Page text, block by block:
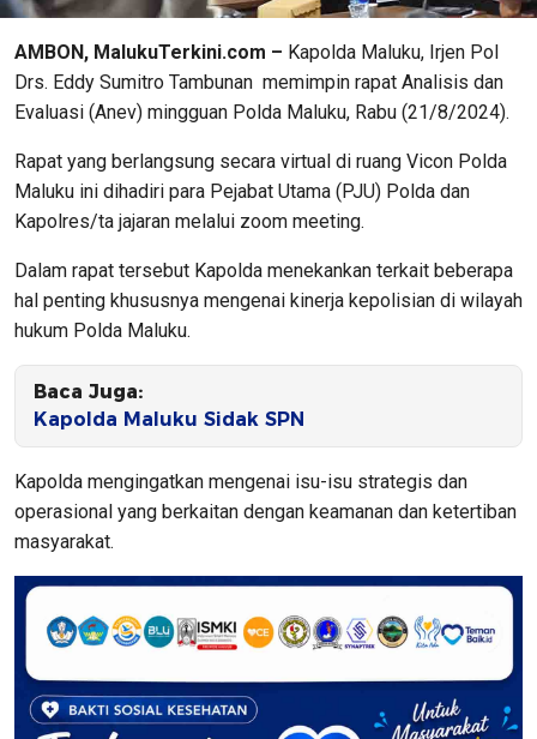
AMBON, MalukuTerkini.com – Kapolda Maluku, Irjen Pol
Drs. Eddy Sumitro Tambunan memimpin rapat Analisis dan
Evaluasi (Anev) mingguan Polda Maluku, Rabu (21/8/2024).
Rapat yang berlangsung secara virtual di ruang Vicon Polda
Maluku ini dihadiri para Pejabat Utama (PJU) Polda dan
Kapolres/ta jajaran melalui zoom meeting.
Dalam rapat tersebut Kapolda menekankan terkait beberapa
hal penting khususnya mengenai kinerja kepolisian di wilayah
hukum Polda Maluku.
Baca Juga:
Kapolda Maluku Sidak SPN
Kapolda mengingatkan mengenai isu-isu strategis dan
operasional yang berkaitan dengan keamanan dan ketertiban
masyarakat.